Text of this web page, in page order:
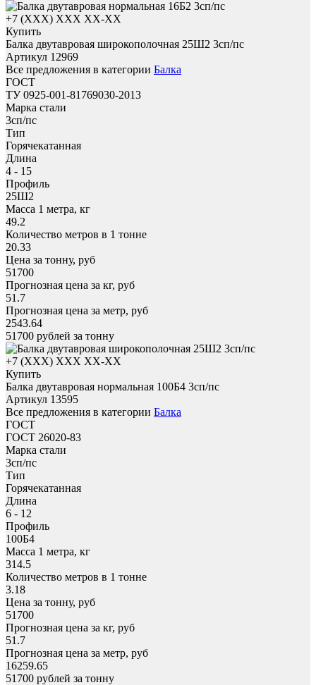
+7 (XXX) ХХХ ХХ-ХХ
Купить
Балка двутавровая широкополочная 25Ш2 3сп/пс
Артикул 12969
Все предложения в категории Балка
ГОСТ
ТУ 0925-001-81769030-2013
Марка стали
3сп/пс
Тип
Горячекатанная
Длина
4 - 15
Профиль
25Ш2
Масса 1 метра, кг
49.2
Количество метров в 1 тонне
20.33
Цена за тонну, руб
51700
Прогнозная цена за кг, руб
51.7
Прогнозная цена за метр, руб
2543.64
51700 рублей за тонну
+7 (XXX) ХХХ ХХ-ХХ
Купить
Балка двутавровая нормальная 100Б4 3сп/пс
Артикул 13595
Все предложения в категории Балка
ГОСТ
ГОСТ 26020-83
Марка стали
3сп/пс
Тип
Горячекатанная
Длина
6 - 12
Профиль
100Б4
Масса 1 метра, кг
314.5
Количество метров в 1 тонне
3.18
Цена за тонну, руб
51700
Прогнозная цена за кг, руб
51.7
Прогнозная цена за метр, руб
16259.65
51700 рублей за тонну